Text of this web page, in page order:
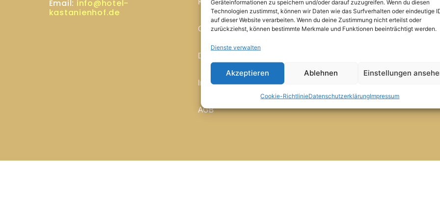
Geräteinformationen zu speichern und/oder darauf zuzugreifen. Wenn du diesen
Technologien zustimmst, können wir Daten wie das Surfverhalten oder eindeutige
auf dieser Website verarbeiten. Wenn du deine Zustimmung nicht erteilst oder
zurückziehst, können bestimmte Merkmale und Funktionen beeinträchtigt werden.
Dienste verwalten
Akzeptieren Ablehnen Einstellungen
Cookie-RichtlinieDatenschutzerklärungImpressum
Email: info@hotel-
kastanienhof.de
Cookie-Richtlinie (EU)
Datenschutzerklärung
Impressum
AGB
6.30 Uhr - 10 Uhr
Mittagstisch:
11.30 Uhr - 13.45 Uhr
24. Dezember Geschlossen
Nur Auf Vorbestellung. Denken